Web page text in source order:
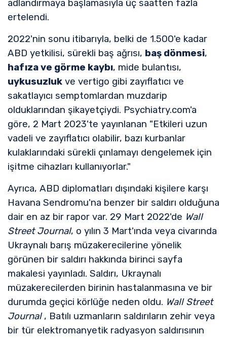
adlandırmaya başlamasıyla üç saatten fazla
ertelendi.
2022'nin sonu itibarıyla, belki de 1.500'e kadar
ABD yetkilisi, sürekli baş ağrısı, baş dönmesi,
hafıza ve görme kaybı, mide bulantısı,
uykusuzluk ve vertigo gibi zayıflatıcı ve
sakatlayıcı semptomlardan muzdarip
olduklarından şikayetçiydi. Psychiatry.com'a
göre, 2 Mart 2023'te yayınlanan "Etkileri uzun
vadeli ve zayıflatıcı olabilir, bazı kurbanlar
kulaklarındaki sürekli çınlamayı dengelemek için
işitme cihazları kullanıyorlar."
Ayrıca, ABD diplomatları dışındaki kişilere karşı
Havana Sendromu'na benzer bir saldırı olduğuna
dair en az bir rapor var. 29 Mart 2022'de Wall
Street Journal, o yılın 3 Mart'ında veya civarında
Ukraynalı barış müzakerecilerine yönelik
görünen bir saldırı hakkında birinci sayfa
makalesi yayınladı. Saldırı, Ukraynalı
müzakerecilerden birinin hastalanmasına ve bir
durumda geçici körlüğe neden oldu. Wall Street
Journal, Batılı uzmanların saldırıların zehir veya
bir tür elektromanyetik radyasyon saldırısının